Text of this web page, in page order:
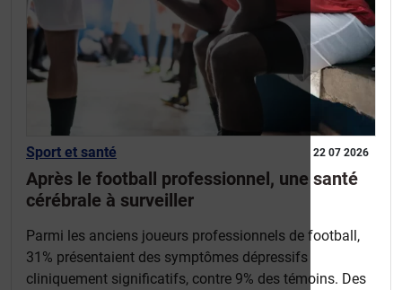
22 07 2026
Sport et santé
Après le football professionnel, une santé
cérébrale à surveiller
Parmi les anciens joueurs professionnels de football,
31% présentaient des symptômes dépressifs
cliniquement significatifs, contre 9% des témoins. Des